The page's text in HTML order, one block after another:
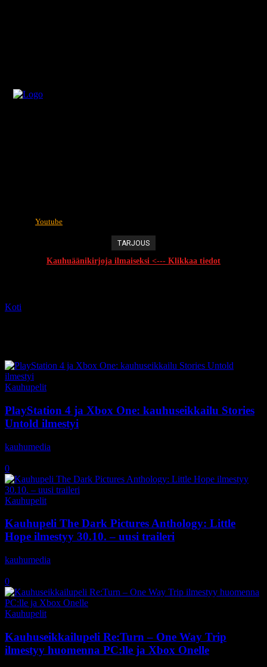
Youtube
TARJOUS
Kauhuäänikirjoja ilmaiseksi <--- Klikkaa tiedot
Koti
Kauhupelit
PlayStation 4 ja Xbox One: kauhuseikkailu Stories
Untold ilmestyi
kauhumedia
0
Kauhupelit
Kauhupeli The Dark Pictures Anthology: Little
Hope ilmestyy 30.10. – uusi traileri
kauhumedia
0
Kauhupelit
Kauhuseikkailupeli Re:Turn – One Way Trip
ilmestyy huomenna PC:lle ja Xbox Onelle